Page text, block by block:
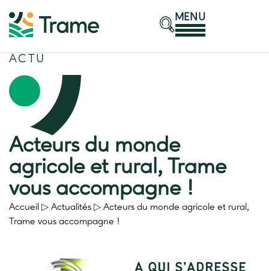
MENU
ACTU
Acteurs du monde
agricole et rural, Trame
vous accompagne !
Accueil ▷ Actualités ▷ Acteurs du monde agricole et rural,
Trame vous accompagne !
A QUI S’ADRESSE